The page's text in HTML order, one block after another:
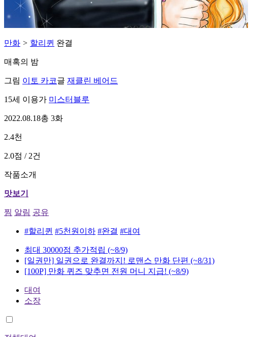
만화 > 할리퀸 완결
매혹의 밤
그림 이토 카코글 재클린 베어드
15세 이용가 미스터블루
2022.08.18총 3화
2.4천
2.0점 / 2건
작품소개
맛보기
찜 알림 공유
#할리퀸 #5천원이하 #완결 #대여
최대 30000점 추가적립 (~8/9)
[일권만] 일권으로 완결까지! 로맨스 만화 단편 (~8/31)
[100P] 만화 퀴즈 맞추면 전원 머니 지급! (~8/9)
대여
소장